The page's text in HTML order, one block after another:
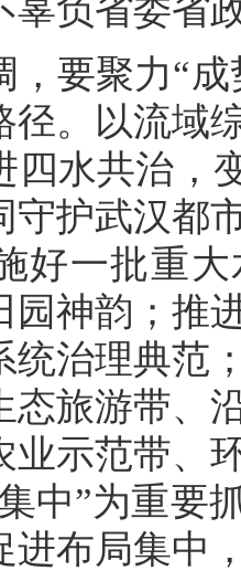
辜负省委省
要聚力“成
径。以流域
四水共治，
守护武汉都
好一批重
园神韵；推
统治理典范
态旅游带、
业示范带、
中”为重要
进布局集中